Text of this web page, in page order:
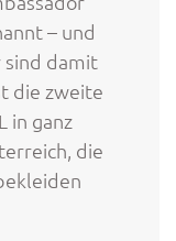
– und
sind damit
die zweite
in ganz
die